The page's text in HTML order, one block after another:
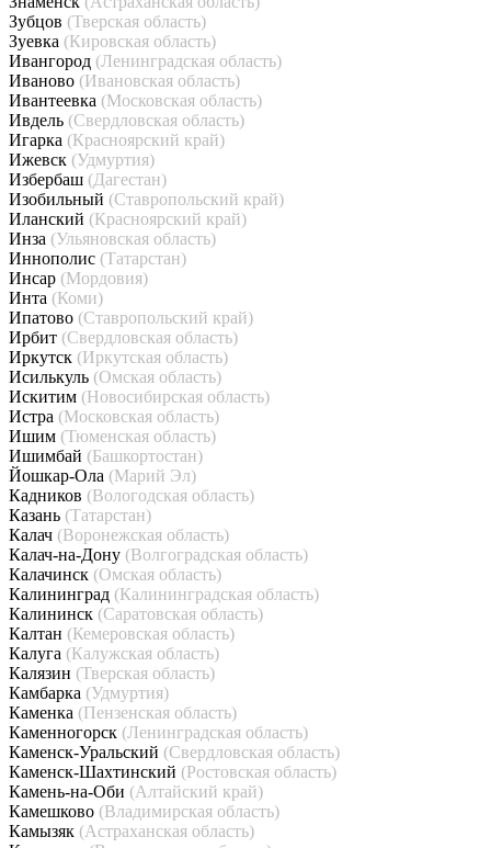
Зубцов (Тверская область)
Зуевка (Кировская область)
Ивангород (Ленинградская область)
Иваново (Ивановская область)
Ивантеевка (Московская область)
Ивдель (Свердловская область)
Игарка (Красноярский край)
Ижевск (Удмуртия)
Избербаш (Дагестан)
Изобильный (Ставропольский край)
Иланский (Красноярский край)
Инза (Ульяновская область)
Иннополис (Татарстан)
Инсар (Мордовия)
Инта (Коми)
Ипатово (Ставропольский край)
Ирбит (Свердловская область)
Иркутск (Иркутская область)
Исилькуль (Омская область)
Искитим (Новосибирская область)
Истра (Московская область)
Ишим (Тюменская область)
Ишимбай (Башкортостан)
Йошкар-Ола (Марий Эл)
Кадников (Вологодская область)
Казань (Татарстан)
Калач (Воронежская область)
Калач-на-Дону (Волгоградская область)
Калачинск (Омская область)
Калининград (Калининградская область)
Калининск (Саратовская область)
Калтан (Кемеровская область)
Калуга (Калужская область)
Калязин (Тверская область)
Камбарка (Удмуртия)
Каменка (Пензенская область)
Каменногорск (Ленинградская область)
Каменск-Уральский (Свердловская область)
Каменск-Шахтинский (Ростовская область)
Камень-на-Оби (Алтайский край)
Камешково (Владимирская область)
Камызяк (Астраханская область)